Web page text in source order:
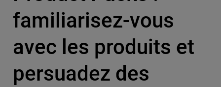
familiarisez-vous
avec les produits et
persuadez des